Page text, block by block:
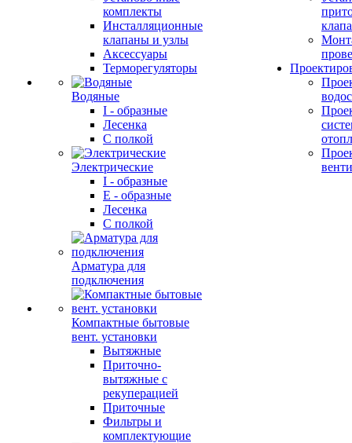
комплекты
Инсталляционные
клапаны и узлы
Аксессуары
Терморегуляторы
Водяные
I - образные
Лесенка
С полкой
Электрические
I - образные
E - образные
Лесенка
С полкой
Арматура для
подключения
Компактные бытовые
вент. установки
Вытяжные
Приточно-
вытяжные с
рекуперацией
Приточные
Фильтры и
комплектующие